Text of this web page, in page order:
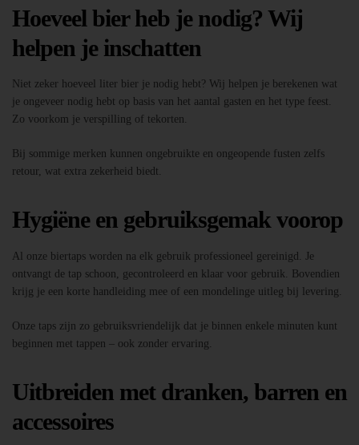
Hoeveel bier heb je nodig? Wij
helpen je inschatten
Niet zeker hoeveel liter bier je nodig hebt? Wij helpen je berekenen wat
je ongeveer nodig hebt op basis van het aantal gasten en het type feest.
Zo voorkom je verspilling of tekorten.
Bij sommige merken kunnen ongebruikte en ongeopende fusten zelfs
retour, wat extra zekerheid biedt.
Hygiëne en gebruiksgemak voorop
Al onze biertaps worden na elk gebruik professioneel gereinigd. Je
ontvangt de tap schoon, gecontroleerd en klaar voor gebruik. Bovendien
krijg je een korte handleiding mee of een mondelinge uitleg bij levering.
Onze taps zijn zo gebruiksvriendelijk dat je binnen enkele minuten kunt
beginnen met tappen – ook zonder ervaring.
Uitbreiden met dranken, barren en
accessoires